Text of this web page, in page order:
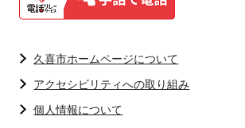
久喜市ホームページについて
アクセシビリティへの取り組み
個人情報について